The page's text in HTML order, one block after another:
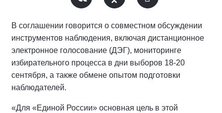
В соглашении говорится о совместном обсуждении
инструментов наблюдения, включая дистанционное
электронное голосование (ДЭГ), мониторинге
избирательного процесса в дни выборов 18-20
сентября, а также обмене опытом подготовки
наблюдателей.
«Для «Единой России» основная цель в этой